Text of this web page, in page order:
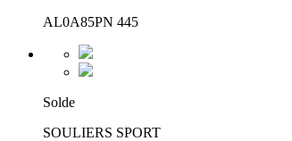
AL0A85PN 445
Solde
SOULIERS SPORT